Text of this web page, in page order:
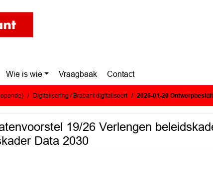
Wie is wie Vraagbaak Contact
Digitalisering / Brabant digitaliseert 2026-01-20 Ontwerpbesluit Statenvoorstel 19/26
19/26 Verlengen
Data 2030